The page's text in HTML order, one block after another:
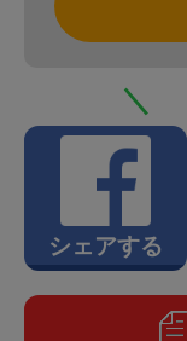
＼
シェアする